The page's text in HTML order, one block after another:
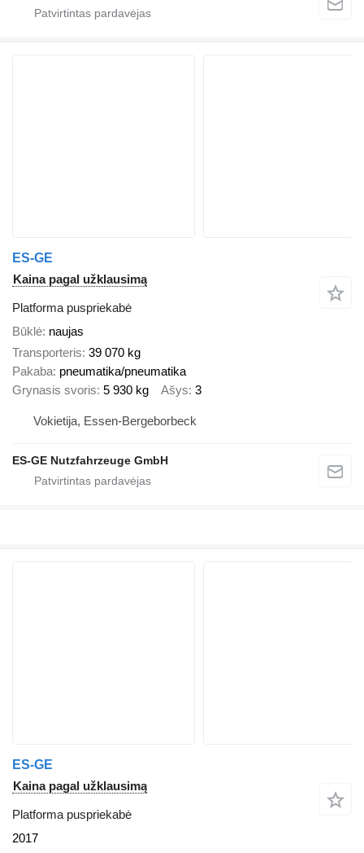
ES-GE
Kaina pagal užklausimą
Platforma puspriekabė
Būklė naujas
Transporteris 39 070 kg
Pakaba pneumatika/pneumatika
Grynasis svoris 5 930 kg Ašys 3
Vokietija, Essen-Bergeborbeck
ES-GE Nutzfahrzeuge GmbH
ES-GE
Kaina pagal užklausimą
Platforma puspriekabė
2017